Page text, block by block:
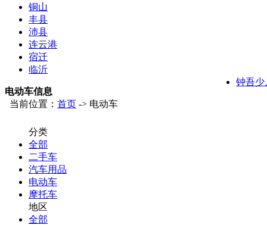
铜山
丰县
沛县
连云港
宿迁
临沂
钟吾少
电动车信息
当前位置： 首页 -> 电动车
分类
全部
二手车
汽车用品
电动车
摩托车
地区
全部